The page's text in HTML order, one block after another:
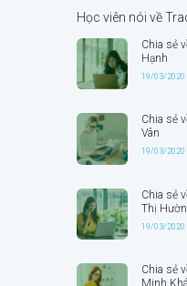
Học viên nói về
Chia sẻ
Hạnh
19/03/2020
Chia sẻ
Vân
19/03/2020
Chia sẻ
Thị
19/03/2020
Chia sẻ
Minh